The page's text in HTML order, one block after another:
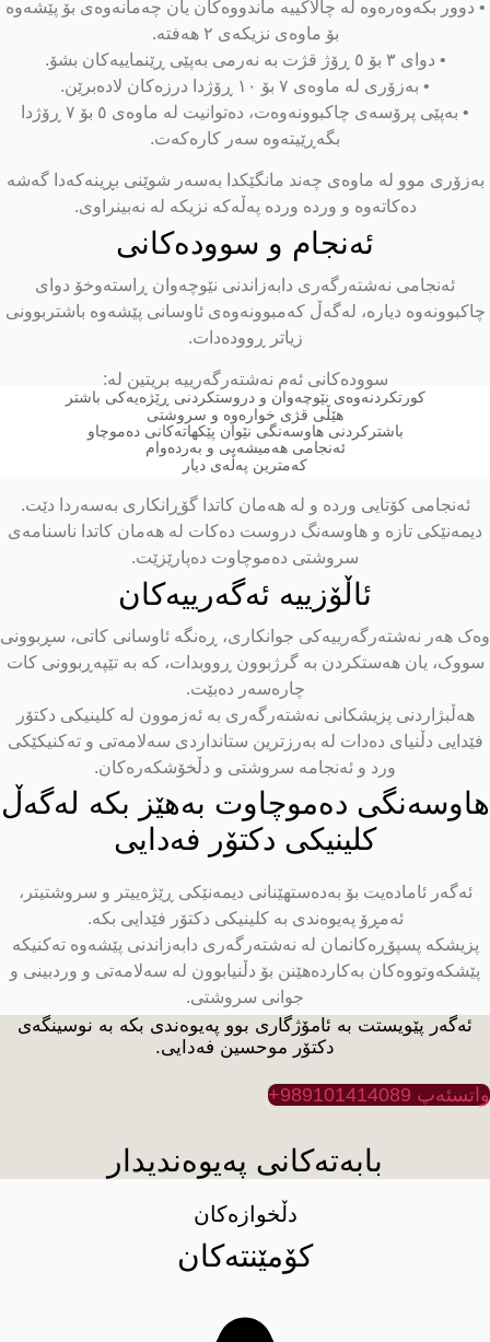
• دوور بکەوەرەوە لە چالاکییە ماندووەکان یان چەمانەوەی بۆ پێشەوە
بۆ ماوەی نزیکەی ٢ هەفتە.
• دوای ٣ بۆ ٥ ڕۆژ قژت بە نەرمی بەپێی ڕێنماییەکان بشۆ.
• بەزۆری لە ماوەی ٧ بۆ ١٠ ڕۆژدا درزەکان لادەبرێن.
• بەپێی پرۆسەی چاکبوونەوەت، دەتوانیت لە ماوەی ٥ بۆ ٧ ڕۆژدا
بگەڕێیتەوە سەر کارەکەت.
بەزۆری موو لە ماوەی چەند مانگێکدا بەسەر شوێنی بڕینەکەدا گەشە
دەکاتەوە و وردە وردە پەڵەکە نزیکە لە نەبینراوی.
ئەنجام و سوودەکانی
ئەنجامی نەشتەرگەری دابەزاندنی نێوچەوان ڕاستەوخۆ دوای
چاکبوونەوە دیارە، لەگەڵ کەمبوونەوەی ئاوسانی پێشەوە باشتربوونی
زیاتر ڕوودەدات.
سوودەکانی ئەم نەشتەرگەرییە بریتین لە:
کورتکردنەوەی نێوچەوان و دروستکردنی ڕێژەیەکی باشتر
هێڵی قژی خوارەوە و سروشتی
باشترکردنی هاوسەنگی نێوان پێکهاتەکانی دەموچاو
ئەنجامی هەمیشەیی و بەردەوام
کەمترین پەڵەی دیار
ئەنجامی کۆتایی وردە و لە هەمان کاتدا گۆڕانکاری بەسەردا دێت.
دیمەنێکی تازە و هاوسەنگ دروست دەکات لە هەمان کاتدا ناسنامەی
سروشتی دەموچاوت دەپارێزێت.
ئاڵۆزییە ئەگەرییەکان
هەر نەشتەرگەرییەکی جوانکاری، ڕەنگە ئاوسانی کاتی، سڕبوونی
سووک، یان هەستکردن بە گرژبوون ڕووبدات، کە بە تێپەڕبوونی کات
چارەسەر دەبێت.
هەڵبژاردنی پزیشکانی نەشتەرگەری بە ئەزموون لە کلینیکی دکتۆر
فێدایی دڵنیای دەدات لە بەرزترین ستانداردی سەلامەتی و تەکنیکێکی
ورد و ئەنجامە سروشتی و دڵخۆشکەرەکان.
دەموچاوت بەهێز بکە لەگەڵ
کلینیکی دکتۆر فەدایی
ئەگەر ئامادەیت بۆ بەدەستهێنانی دیمەنێکی ڕێژەییتر و سروشتیتر،
ئەمڕۆ پەیوەندی بە کلینیکی دکتۆر فێدایی بکە.
پزیشکە پسپۆڕەکانمان لە نەشتەرگەری دابەزاندنی پێشەوە تەکنیکە
پێشکەوتووەکان بەکاردەهێنن بۆ دڵنیابوون لە سەلامەتی و وردبینی و
جوانی سروشتی.
ئەگەر پێویستت بە ئامۆژگاری بوو پەیوەندی بکە بە نوسینگەی
دکتۆر موحسین فەدایی.
989101414089+
بابەتەکانی پەیوەندیدار
دڵخوازەکان
کۆمێنتەکان